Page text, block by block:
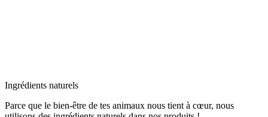
Ingrédients naturels
Parce que le bien-être de tes animaux nous tient à cœur, nous